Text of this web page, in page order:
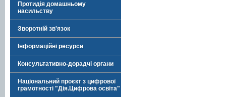
Протидія домашньому
насильству
Зворотній зв'язок
Інформаційні ресурси
Консультативно-дорадчі органи
Національний проєкт з цифрової
грамотності "Дія.Цифрова освіта"